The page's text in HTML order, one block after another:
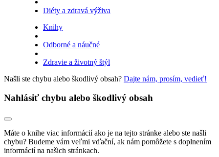
Diéty a zdravá výživa
Knihy
Odborné a náučné
Zdravie a životný štýl
Našli ste chybu alebo škodlivý obsah? Dajte nám, prosím, vedieť!
Nahlásiť chybu alebo škodlivý obsah
Máte o knihe viac informácií ako je na tejto stránke alebo ste našli
chybu? Budeme vám veľmi vďační, ak nám pomôžete s doplnením
informácií na našich stránkach.